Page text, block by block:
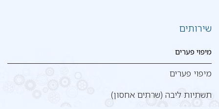
שירותים
מיפוי פערים
מיפוי פערים
תשתיות ליבה (שרתים אחסון)